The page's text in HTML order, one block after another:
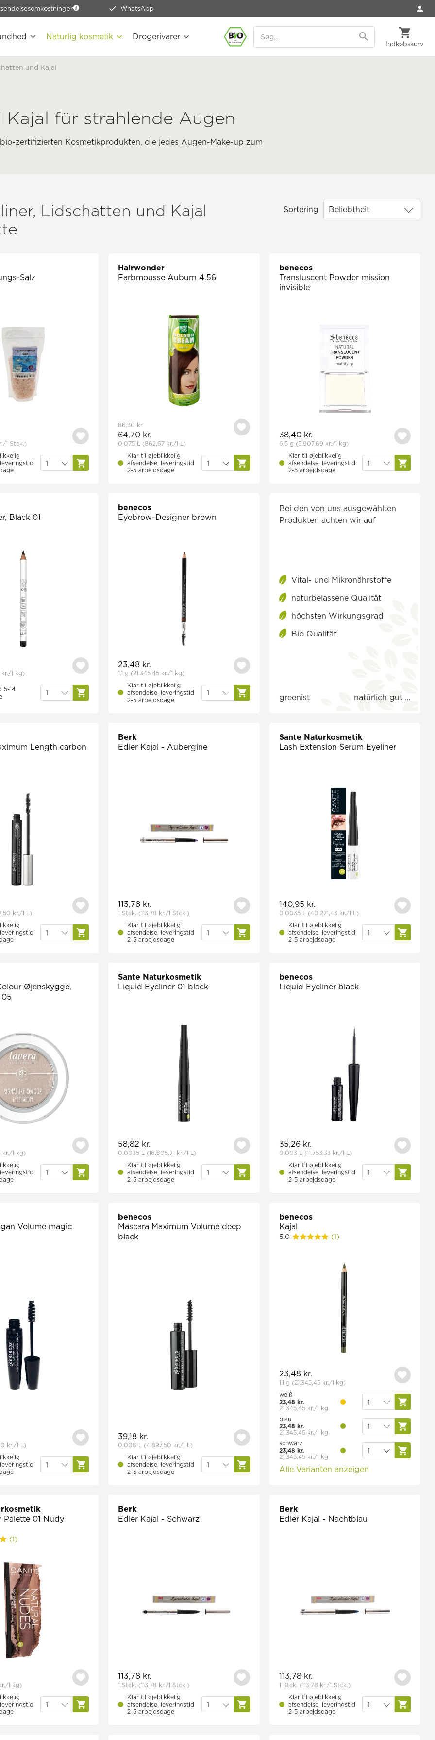
WhatsApp
Indkøbskurv
Naturlig kosmetik Drogerivarer
und Kajal
für strahlende Augen
zertifizierten Kosmetikprodukten, die jedes Augen-Make-up zum
Lidschatten und Kajal
Sortering
Salz
/1 Stck.)
Hairwonder
Farbmousse Auburn 4.56
86,30 kr.
64,70 kr.
0.075 L (862,67 kr./1 L)
Klar til øjeblikkelig
afsendelse, leveringstid
2-5 arbejdsdage
benecos
Transluscent Powder mission
invisible
38,40 kr.
6.5 g (5.907,69 kr./1 kg)
Klar til øjeblikkelig
afsendelse, leveringstid
2-5 arbejdsdage
Black 01
/1 kg)
5-14
benecos
Eyebrow-Designer brown
23,48 kr.
1.1 g (21.345,45 kr./1 kg)
Klar til øjeblikkelig
afsendelse, leveringstid
2-5 arbejdsdage
Bei den von uns ausgewählten
Produkten achten wir auf
Vital- und Mikronährstoffe
naturbelassene Qualität
höchsten Wirkungsgrad
Bio Qualität
greenist natürlich gut …
Length carbon
kr./1 L)
Berk
Edler Kajal - Aubergine
113,78 kr.
1 Stck. (113,78 kr./1 Stck.)
Klar til øjeblikkelig
afsendelse, leveringstid
2-5 arbejdsdage
Sante Naturkosmetik
Lash Extension Serum Eyeliner
140,95 kr.
0.0035 L (40.271,43 kr./1 L)
Klar til øjeblikkelig
afsendelse, leveringstid
2-5 arbejdsdage
Øjenskygge,
05
kr./1 kg)
Sante Naturkosmetik
Liquid Eyeliner 01 black
58,82 kr.
0.0035 L (16.805,71 kr./1 L)
Klar til øjeblikkelig
afsendelse, leveringstid
2-5 arbejdsdage
benecos
Liquid Eyeliner black
35,26 kr.
0.003 L (11.753,33 kr./1 L)
Klar til øjeblikkelig
afsendelse, leveringstid
2-5 arbejdsdage
Volume magic
kr./1 L)
benecos
Mascara Maximum Volume deep
black
39,18 kr.
0.008 L (4.897,50 kr./1 L)
Klar til øjeblikkelig
afsendelse, leveringstid
2-5 arbejdsdage
benecos
Kajal
5.0 (1)
23,48 kr.
1.1 g (21.345,45 kr./1 kg)
weiß
23,48 kr.
21.345,45 kr./1 kg
blau
23,48 kr.
21.345,45 kr./1 kg
schwarz
23,48 kr.
21.345,45 kr./1 kg
Alle Varianten anzeigen
Palette 01 Nudy
(1)
/1 kg)
Berk
Edler Kajal - Schwarz
113,78 kr.
1 Stck. (113,78 kr./1 Stck.)
Klar til øjeblikkelig
afsendelse, leveringstid
2-5 arbejdsdage
Berk
Edler Kajal - Nachtblau
113,78 kr.
1 Stck. (113,78 kr./1 Stck.)
Klar til øjeblikkelig
afsendelse, leveringstid
2-5 arbejdsdage